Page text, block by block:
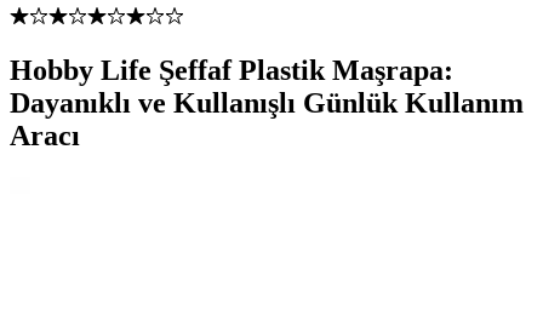
Hobby Life Şeffaf Plastik Maşrapa:
Dayanıklı ve Kullanışlı Günlük Kullanım
Aracı